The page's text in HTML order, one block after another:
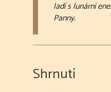
ladí s lunární
Panny.
Shrnutí